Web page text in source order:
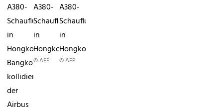
A380-
Schauflug
in
HongkongIn
Bangkok
kollidierte
der
Airbus
A380-
Schauflug
in
Hongkong
© AFP
A380-
Schauflug
in
Hongkong
© AFP